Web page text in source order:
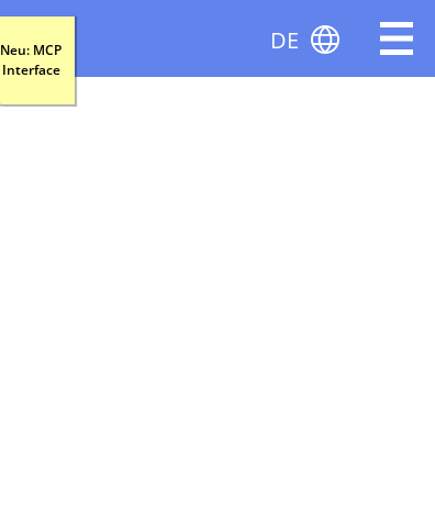
Neu: MCP
Interface
DE